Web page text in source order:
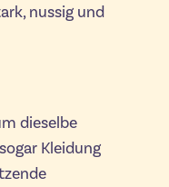
nussig und
dieselbe
Kleidung